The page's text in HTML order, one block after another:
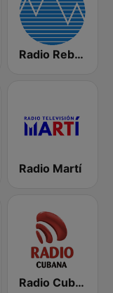
Radio Rebelde AM
Radio Martí
Radio Cubana